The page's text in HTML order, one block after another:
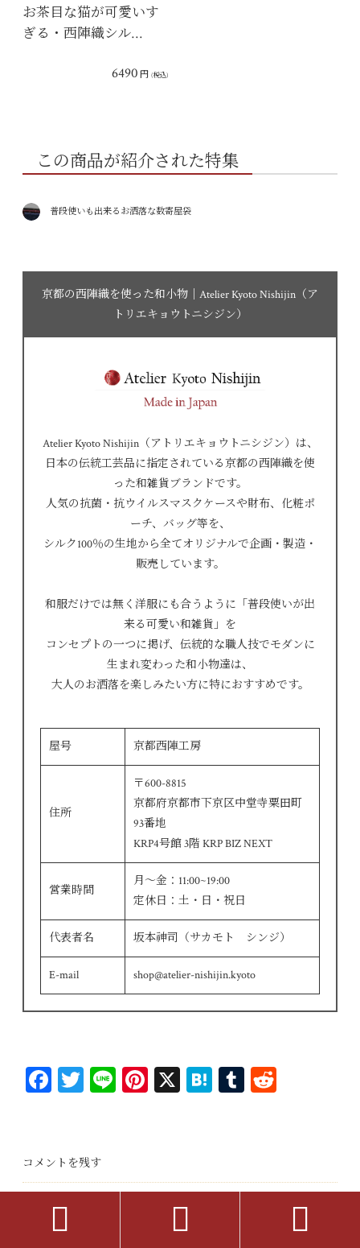
お茶目な猫が可愛いす
ぎる・西陣織シル…
6490 円 (税込)
この商品が紹介された特集
普段使いも出来るお洒落な数寄屋袋
京都の西陣織を使った和小物｜Atelier Kyoto Nishijin（ア
トリエキョウトニシジン）
Atelier Kyoto Nishijin（アトリエキョウトニシジン）は、
日本の伝統工芸品に指定されている京都の西陣織を使
った和雑貨ブランドです。
人気の抗菌・抗ウイルスマスクケースや財布、化粧ポ
ーチ、バッグ等を、
シルク100％の生地から全てオリジナルで企画・製造・
販売しています。
和服だけでは無く洋服にも合うように「普段使いが出
来る可愛い和雑貨」を
コンセプトの一つに掲げ、伝統的な職人技でモダンに
生まれ変わった和小物達は、
大人のお洒落を楽しみたい方に特におすすめです。
屋号 京都西陣工房
住所
〒600-8815
京都府京都市下京区中堂寺粟田町
93番地
KRP4号館 3階 KRP BIZ NEXT
営業時間
月～金：11:00~19:00
定休日：土・日・祝日
代表者名 坂本神司（サカモト シンジ）
E-mail shop@atelier-nishijin.kyoto
Fa
ok
T
er
Li Pi
t
X H T
r
コメントを残す
  